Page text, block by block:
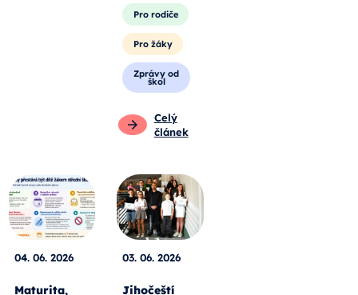
Pro rodiče
Pro žáky
Zprávy od
škol
Celý
článek
04. 06. 2026
Maturita,
03. 06. 2026
Jihočeští